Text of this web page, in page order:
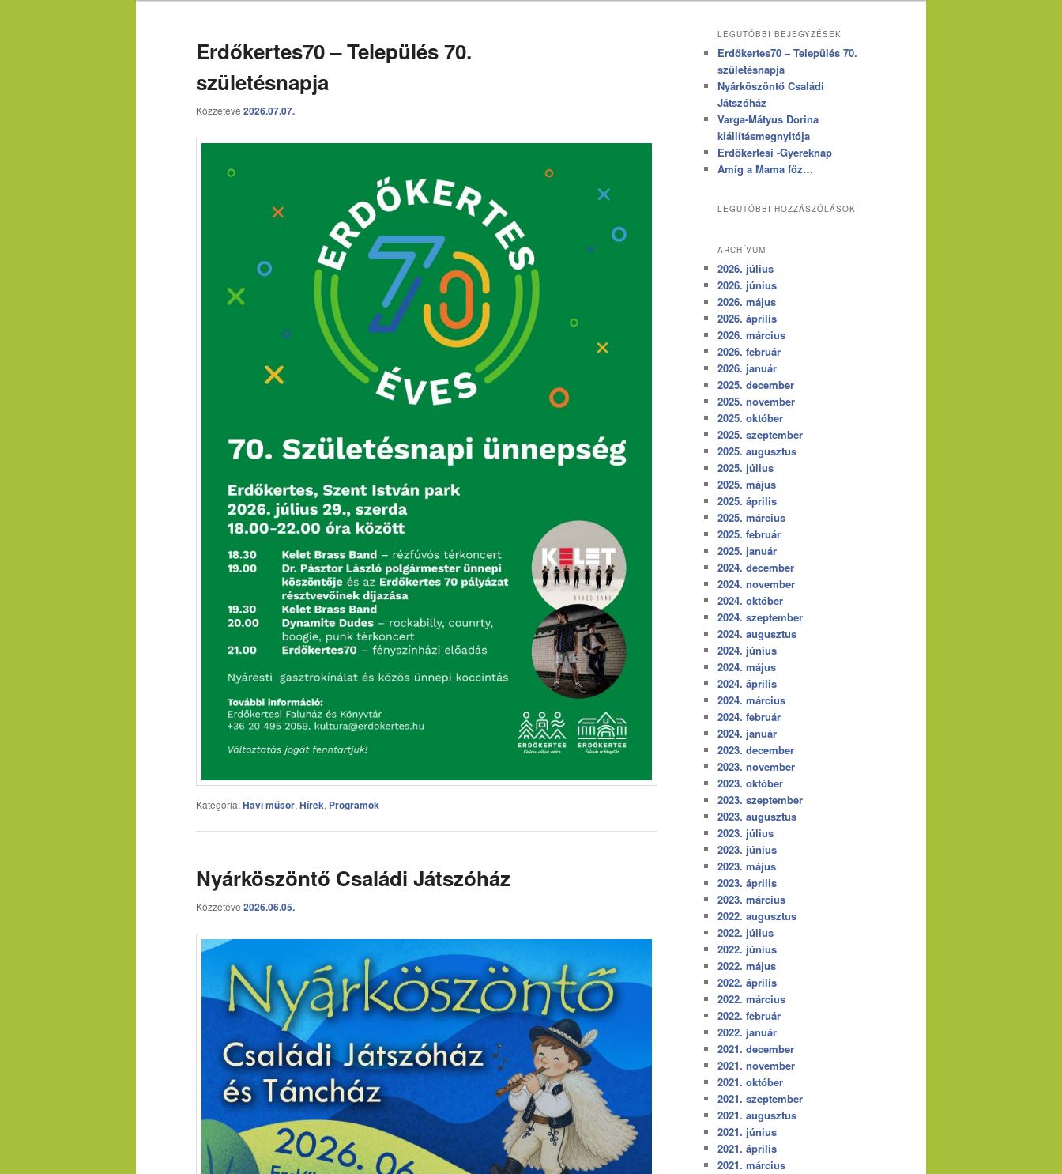
Erdőkertes70 – Település 70.
születésnapja
Közzétéve 2026.07.07.
Kategória:Havi műsor, Hírek, Programok
Nyárköszöntő Családi Játszóház
Közzétéve 2026.06.05.
LEGUTÓBBI BEJEGYZÉSEK
Erdőkertes70 – Település 70.
születésnapja
Nyárköszöntő Családi
Játszóház
Varga-Mátyus Dorina
kiállításmegnyitója
Erdőkertesi -Gyereknap
Amíg a Mama főz…
LEGUTÓBBI HOZZÁSZÓLÁSOK
ARCHÍVUM
2026. július
2026. június
2026. május
2026. április
2026. március
2026. február
2026. január
2025. december
2025. november
2025. október
2025. szeptember
2025. augusztus
2025. július
2025. május
2025. április
2025. március
2025. február
2025. január
2024. december
2024. november
2024. október
2024. szeptember
2024. augusztus
2024. június
2024. május
2024. április
2024. március
2024. február
2024. január
2023. december
2023. november
2023. október
2023. szeptember
2023. augusztus
2023. július
2023. június
2023. május
2023. április
2023. március
2022. augusztus
2022. július
2022. június
2022. május
2022. április
2022. március
2022. február
2022. január
2021. december
2021. november
2021. október
2021. szeptember
2021. augusztus
2021. június
2021. április
2021. március